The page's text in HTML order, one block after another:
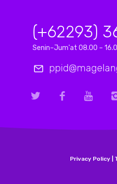
(+62293)
Senin–Jum'at 08.00 –
Privacy Policy |